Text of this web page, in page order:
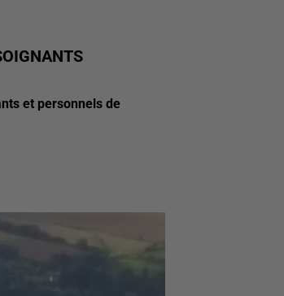
et personnels de